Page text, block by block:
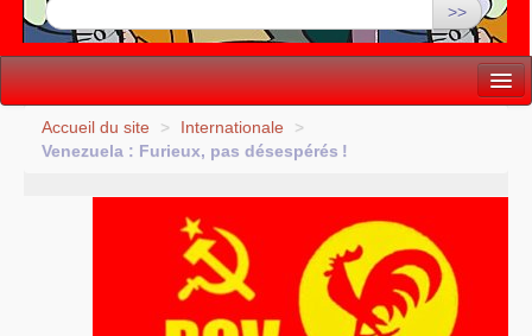
>>
Vie politique
Accueil du site > Internationale
>
Venezuela : Furieux, pas désespérés !